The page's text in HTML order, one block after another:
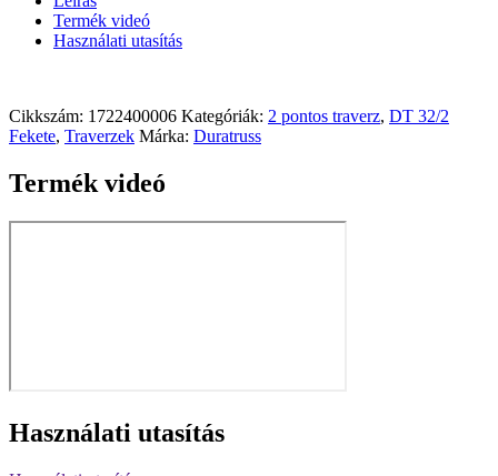
Termék videó
Használati utasítás
Cikkszám: 1722400006 Kategóriák: 2 pontos traverz, DT 32/2
Fekete, Traverzek Márka: Duratruss
Termék videó
Használati utasítás